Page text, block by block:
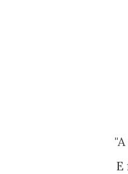
E foi assim com Lívia desde a infância: na praia por coincidência, depois na